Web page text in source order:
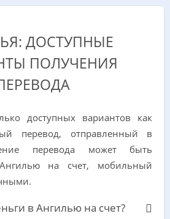
ДОСТУПНЫЕ
ПОЛУЧЕНИЯ
доступных вариантов как
перевод, отправленный в
перевода может быть
на счет, мобильный
в Ангилью на счет?